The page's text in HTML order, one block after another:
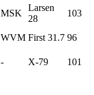
MSK
Larsen
28
103
WVM First 31.7 96
- X-79 101